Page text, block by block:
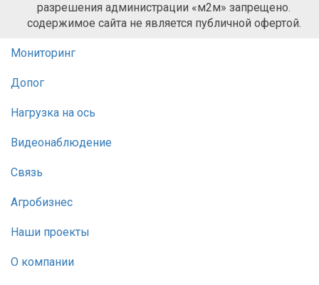
разрешения администрации «м2м» запрещено.
содержимое сайта не является публичной офертой.
Мониторинг
Допог
Нагрузка на ось
Видеонаблюдение
Связь
Агробизнес
Наши проекты
О компании